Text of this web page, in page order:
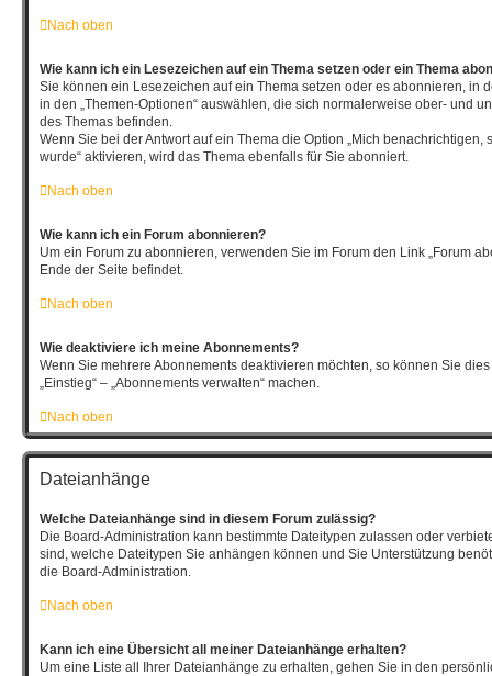
Nach oben
Wie kann ich ein Lesezeichen auf ein Thema setzen oder ein Thema
Sie können ein Lesezeichen auf ein Thema setzen oder es abonnieren, in
in den „Themen-Optionen“ auswählen, die sich normalerweise ober- und
des Themas befinden.
Wenn Sie bei der Antwort auf ein Thema die Option „Mich benachrichtigen,
wurde“ aktivieren, wird das Thema ebenfalls für Sie abonniert.
Nach oben
Wie kann ich ein Forum abonnieren?
Um ein Forum zu abonnieren, verwenden Sie im Forum den Link „Forum
Ende der Seite befindet.
Nach oben
Wie deaktiviere ich meine Abonnements?
Wenn Sie mehrere Abonnements deaktivieren möchten, so können Sie
„Einstieg“ – „Abonnements verwalten“ machen.
Nach oben
Dateianhänge
Welche Dateianhänge sind in diesem Forum zulässig?
Die Board-Administration kann bestimmte Dateitypen zulassen oder
sind, welche Dateitypen Sie anhängen können und Sie Unterstützung
die Board-Administration.
Nach oben
Kann ich eine Übersicht all meiner Dateianhänge erhalten?
Um eine Liste all Ihrer Dateianhänge zu erhalten, gehen Sie in den